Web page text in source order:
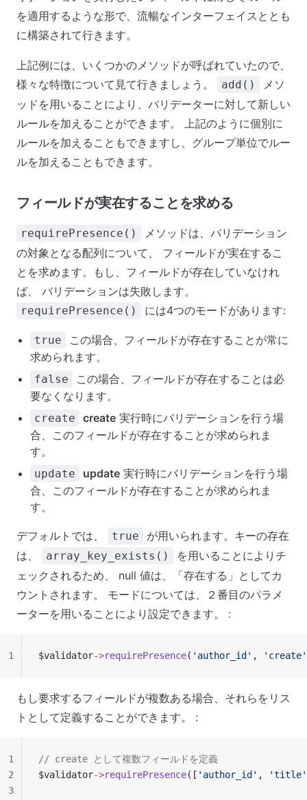
を適用するような形で、流暢なインターフェイスととも
に構築されて行きます。
上記例には、いくつかのメソッドが呼ばれていたので、
様々な特徴について見て行きましょう。
add()
メソ
ッドを用いることにより、バリデーターに対して新しい
ルールを加えることができます。 上記のように個別に
ルールを加えることもできますし、グループ単位でルー
ルを加えることもできます。
フィールドが実在することを求める
requirePresence()
メソッドは、バリデーション
の対象となる配列について、 フィールドが実在するこ
とを求めます。もし、フィールドが存在していなけれ
ば、 バリデーションは失敗します。
requirePresence() には4つのモードがあります:
true
この場合、フィールドが存在することが常に
求められます。
false
この場合、フィールドが存在することは必
要なくなります。
create create 実行時にバリデーションを行う場
合、このフィールドが存在することが求められま
す。
update update 実行時にバリデーションを行う場
合、このフィールドが存在することが求められま
す。
デフォルトでは、 true
が用いられます。キーの存在
は、
array_key_exists()
を用いることによりチ
ェックされるため、 null 値は、「存在する」としてカ
ウントされます。 モードについては、２番目のパラメ
ーターを用いることにより設定できます。 :
$validator->requirePresence( 'author_id' , 'create'
1
もし要求するフィールドが複数ある場合、それらをリス
トとして定義することができます。 :
// create として複数フィールドを定義
$validator->requirePresence([ 'author_id' , 'title'
1
2
3